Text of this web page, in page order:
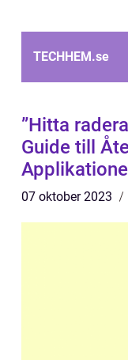
TECHHEM.se
”Hitta
Guide till
07 oktober 2023